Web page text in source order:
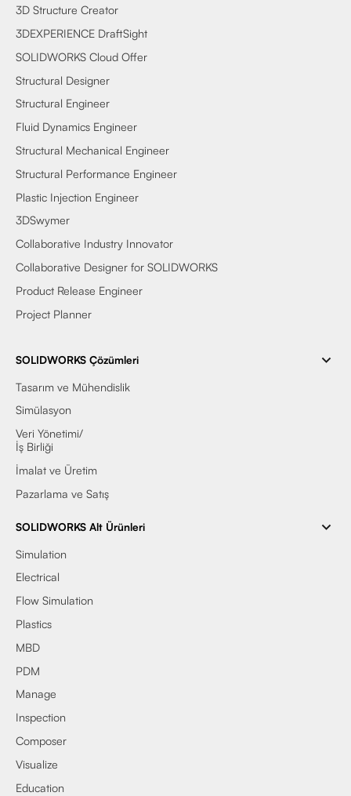
3D Structure Creator
3DEXPERIENCE DraftSight
SOLIDWORKS Cloud Offer
Structural Designer
Structural Engineer
Fluid Dynamics Engineer
Structural Mechanical Engineer
Structural Performance Engineer
Plastic Injection Engineer
3DSwymer
Collaborative Industry Innovator
Collaborative Designer for SOLIDWORKS
Product Release Engineer
Project Planner
SOLIDWORKS Çözümleri
Tasarım ve Mühendislik
Simülasyon
Veri Yönetimi/
İş Birliği
İmalat ve Üretim
Pazarlama ve Satış
SOLIDWORKS Alt Ürünleri
Simulation
Electrical
Flow Simulation
Plastics
MBD
PDM
Manage
Inspection
Composer
Visualize
Education